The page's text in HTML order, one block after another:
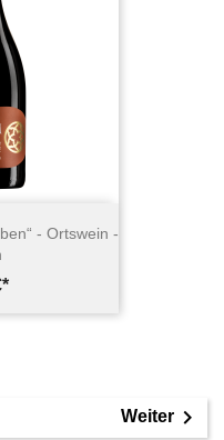
- Ortswein -
Weiter 